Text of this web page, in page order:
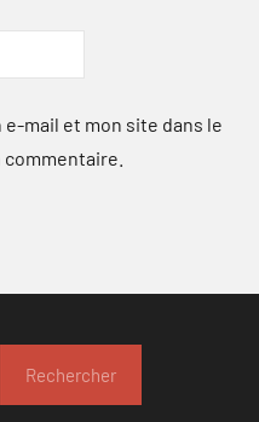
mail et mon site dans le
Rechercher